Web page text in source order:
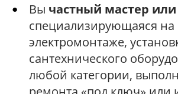
Вы частный мастер
специализирующаяся на
электромонтаже,
сантехнического
любой категории,